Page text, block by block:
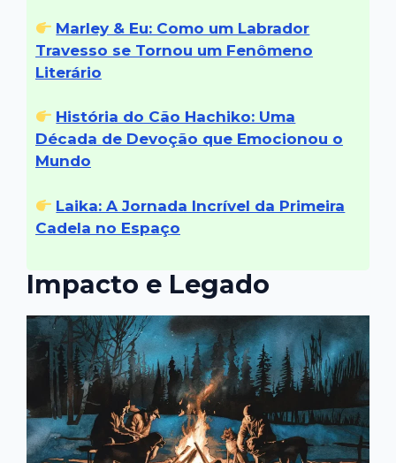
Marley & Eu: Como um Labrador
Travesso se Tornou um Fenômeno
Literário
História do Cão Hachiko: Uma
Década de Devoção que Emocionou o
Mundo
Laika: A Jornada Incrível da Primeira
Cadela no Espaço
Impacto e Legado